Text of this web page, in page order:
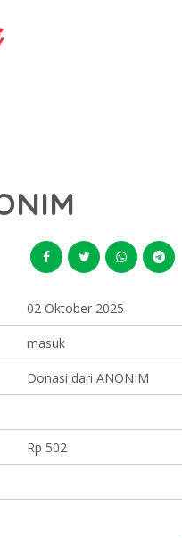
02 Oktober 2025
masuk
Donasi dari ANONIM
Rp 502